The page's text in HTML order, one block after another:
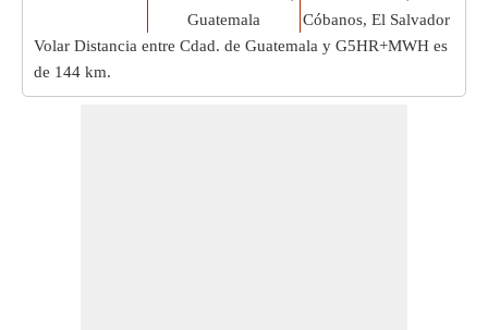
Guatemala
Cóbanos, El Salvador
Volar Distancia entre Cdad. de Guatemala y G5HR+MWH es
de 144 km.